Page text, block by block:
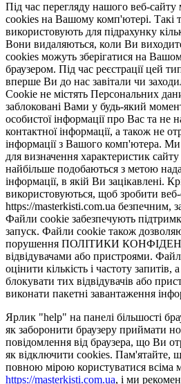
Під час перегляду нашого веб-
cookies на Вашому комп'ютері. Такі
використовують для підрахунку
Вони видаляються, коли Ви
cookies можуть зберігатися на
браузером. Під час реєстрації цей
вперше Ви до нас завітали чи
Cookie не містять Персональних
заблоковані Вами у будь-який
особистої інформації про Вас та не
контактної інформації, а також не
інформації з Вашого комп'ютера.
для визначення характеристик
найбільше подобаються з метою
інформації, в якій Ви зацікавлені.
використовуються, щоб зробити
https://masterkisti.com.ua безпечним,
Файли cookie забезпечують
запуск. Файли cookie також
порушення ПОЛІТИКИ
відвідувачами або пристроями.
оцінити кількість і частоту запитів,
блокувати тих відвідувачів або
виконати пакетні завантаження
Ярлик "help" на панелі більшості
як заборонити браузеру приймати
повідомлення від браузера, що Ви
як відключити cookies. Пам'ятайте,
повною мірою користуватися всіма
https://masterkisti.com.ua, і ми